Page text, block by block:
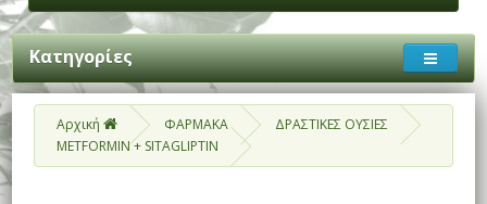
Κατηγορίες
Αρχική ΦΑΡΜΑΚΑ
ΔΡΑΣΤΙΚΕΣ ΟΥΣΙΕΣ
METFORMIN + SITAGLIPTIN